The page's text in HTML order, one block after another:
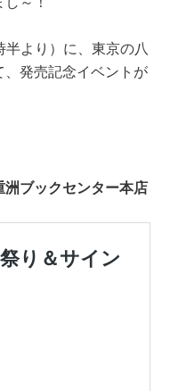
より）に、東京の八
発売記念イベントが
洲ブックセンター本店